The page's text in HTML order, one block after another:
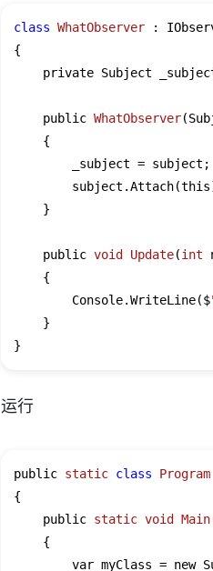
class WhatObserver :
{
private Subject
    public
WhatObserver
    {
        _subject = subject;
    }
    public
void Update(int
    {
        Console.WriteLine($
    }
运行
public static class
Program
{
    public
static void Main
    {
var myClass = new